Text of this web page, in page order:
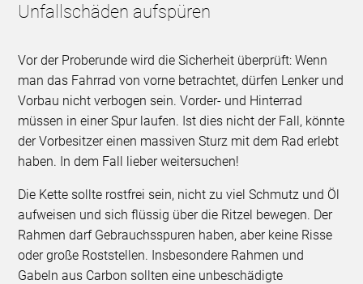
Unfallschäden aufspüren
Vor der Proberunde wird die Sicherheit überprüft: Wenn
man das Fahrrad von vorne betrachtet, dürfen Lenker und
Vorbau nicht verbogen sein. Vorder- und Hinterrad
müssen in einer Spur laufen. Ist dies nicht der Fall, könnte
der Vorbesitzer einen massiven Sturz mit dem Rad erlebt
haben. In dem Fall lieber weitersuchen!
Die Kette sollte rostfrei sein, nicht zu viel Schmutz und Öl
aufweisen und sich flüssig über die Ritzel bewegen. Der
Rahmen darf Gebrauchsspuren haben, aber keine Risse
oder große Roststellen. Insbesondere Rahmen und
Gabeln aus Carbon sollten eine unbeschädigte